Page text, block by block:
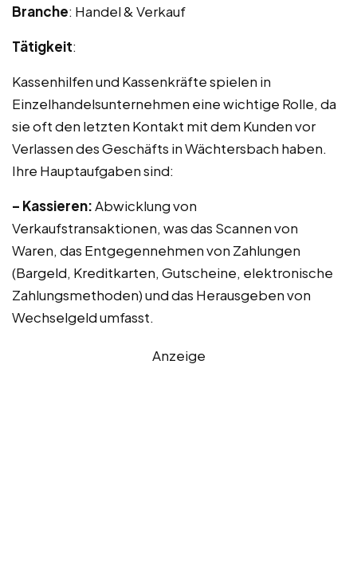
Branche: Handel & Verkauf
Tätigkeit:
Kassenhilfen und Kassenkräfte spielen in
Einzelhandelsunternehmen eine wichtige Rolle, da
sie oft den letzten Kontakt mit dem Kunden vor
Verlassen des Geschäfts in Wächtersbach haben.
Ihre Hauptaufgaben sind:
– Kassieren:Abwicklung von
Verkaufstransaktionen, was das Scannen von
Waren, das Entgegennehmen von Zahlungen
(Bargeld, Kreditkarten, Gutscheine, elektronische
Zahlungsmethoden) und das Herausgeben von
Wechselgeld umfasst.
Anzeige